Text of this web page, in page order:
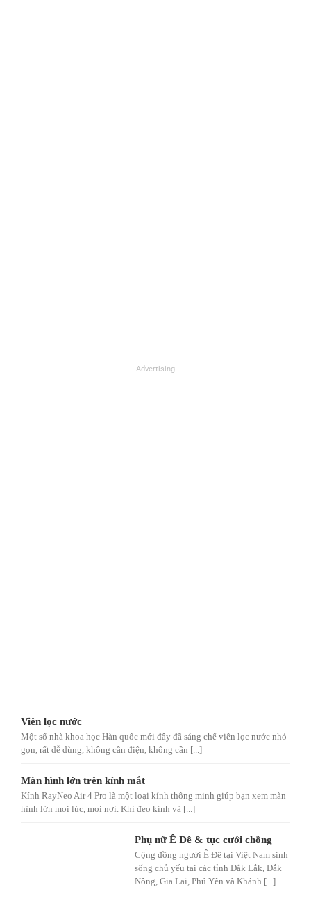
Viên lọc nước
Một số nhà khoa học Hàn quốc mới đây đã sáng chế viên lọc nước nhỏ
gọn, rất dễ dùng, không cần điện, không cần [...]
Màn hình lớn trên kính mắt
Kính RayNeo Air 4 Pro là một loại kính thông minh giúp bạn xem màn
hình lớn mọi lúc, mọi nơi. Khi đeo kính và [...]
Phụ nữ Ê Đê & tục cưới chồng
Cộng đồng người Ê Đê tại Việt Nam sinh
sống chủ yếu tại các tỉnh Đắk Lắk, Đắk
Nông, Gia Lai, Phú Yên và Khánh [...]